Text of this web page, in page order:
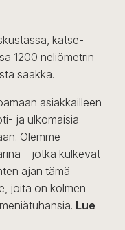
katse-
1200 neliömetrin
saakka.
asiakkailleen
ja ulkomaisia
Olemme
– jotka kulkevat
ajan tämä
joita on kolmen
Lue